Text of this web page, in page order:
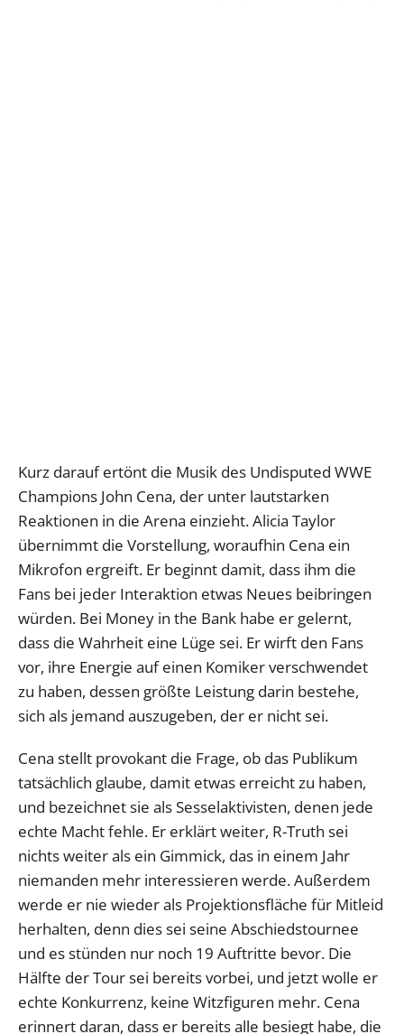
Kurz darauf ertönt die Musik des Undisputed WWE
Champions John Cena, der unter lautstarken
Reaktionen in die Arena einzieht. Alicia Taylor
übernimmt die Vorstellung, woraufhin Cena ein
Mikrofon ergreift. Er beginnt damit, dass ihm die
Fans bei jeder Interaktion etwas Neues beibringen
würden. Bei Money in the Bank habe er gelernt,
dass die Wahrheit eine Lüge sei. Er wirft den Fans
vor, ihre Energie auf einen Komiker verschwendet
zu haben, dessen größte Leistung darin bestehe,
sich als jemand auszugeben, der er nicht sei.
Cena stellt provokant die Frage, ob das Publikum
tatsächlich glaube, damit etwas erreicht zu haben,
und bezeichnet sie als Sesselaktivisten, denen jede
echte Macht fehle. Er erklärt weiter, R-Truth sei
nichts weiter als ein Gimmick, das in einem Jahr
niemanden mehr interessieren werde. Außerdem
werde er nie wieder als Projektionsfläche für Mitleid
herhalten, denn dies sei seine Abschiedstournee
und es stünden nur noch 19 Auftritte bevor. Die
Hälfte der Tour sei bereits vorbei, und jetzt wolle er
echte Konkurrenz, keine Witzfiguren mehr. Cena
erinnert daran, dass er bereits alle besiegt habe, die